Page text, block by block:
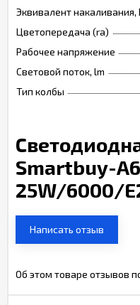
Эквивалент накаливания,
Цветопередача (ra)
Рабочее напряжение
Световой поток, lm
Тип колбы
Smartbuy-
25W/6000/
Написать отзыв
Об этом товаре отзывов